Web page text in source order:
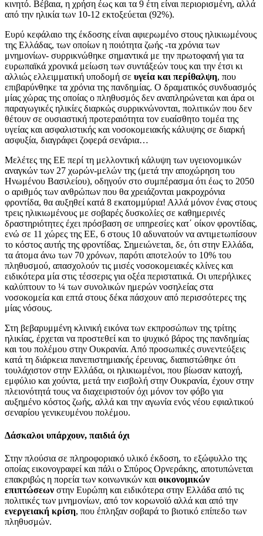
κινητό. Βέβαια, η χρήση έως και τα 9 έτη είναι περιορισμένη, αλλά
από την ηλικία των 10-12 εκτοξεύεται (92%).
Ευρύ κεφάλαιο της έκδοσης είναι αφιερωμένο στους ηλικιωμένους
της Ελλάδας, των οποίων η ποιότητα ζωής -τα χρόνια των
μνημονίων- συρρικνώθηκε σημαντικά με την πρωτοφανή για τα
ευρωπαϊκά χρονικά μείωση των συντάξεών τους και την έτσι κι
αλλιώς ελλειμματική υποδομή σε υγεία και περίθαλψη, που
επιβαρύνθηκε τα χρόνια της πανδημίας. Ο δραματικός συνδυασμός
μίας χώρας της οποίας ο πληθυσμός δεν αναπληρώνεται και άρα οι
παραγωγικές ηλικίες διαρκώς συρρικνώνονται, πολιτικών που δεν
θέτουν σε ουσιαστική προτεραιότητα τον ευαίσθητο τομέα της
υγείας και ασφαλιστικής και νοσοκομειακής κάλυψης σε διαρκή
ασφυξία, διαγράφει ζοφερά σενάρια…
Μελέτες της ΕΕ περί τη μελλοντική κάλυψη των υγειονομικών
αναγκών των 27 χωρών-μελών της (μετά την αποχώρηση του
Ηνωμένου Βασιλείου), οδηγούν στο συμπέρασμα ότι έως το 2050
ο αριθμός των ανθρώπων που θα χρειάζονται μακροχρόνια
φροντίδα, θα αυξηθεί κατά 8 εκατομμύρια! Αλλά μόνον ένας στους
τρεις ηλικιωμένους με σοβαρές δυσκολίες σε καθημερινές
δραστηριότητες έχει πρόσβαση σε υπηρεσίες κατ΄ οίκον φροντίδας,
ενώ σε 11 χώρες της ΕΕ, 6 στους 10 αδυνατούν να αντιμετωπίσουν
το κόστος αυτής της φροντίδας. Σημειώνεται, δε, ότι στην Ελλάδα,
τα άτομα άνω των 70 χρόνων, παρότι αποτελούν το 10% του
πληθυσμού, απασχολούν τις μισές νοσοκομειακές κλίνες και
ειδικότερα μία στις τέσσερις για οξέα περιστατικά. Οι υπερήλικες
καλύπτουν το ¼ των συνολικών ημερών νοσηλείας στα
νοσοκομεία και επτά στους δέκα πάσχουν από περισσότερες της
μίας νόσους.
Στη βεβαρυμμένη κλινική εικόνα των εκπροσώπων της τρίτης
ηλικίας, έρχεται να προστεθεί και το ψυχικό βάρος της πανδημίας
και του πολέμου στην Ουκρανία. Από προσωπικές συνεντεύξεις
κατά τη διάρκεια πανεπιστημιακής έρευνας, διαπιστώθηκε ότι
τουλάχιστον στην Ελλάδα, οι ηλικιωμένοι, που βίωσαν κατοχή,
εμφύλιο και χούντα, μετά την εισβολή στην Ουκρανία, έχουν στην
πλειονότητά τους να διαχειριστούν όχι μόνον τον φόβο για
αυξημένο κόστος ζωής, αλλά και την αγωνία ενός νέου εφιαλτικού
σεναρίου γενικευμένου πολέμου.
Δάσκαλοι υπάρχουν, παιδιά όχι
Στην πλούσια σε πληροφοριακό υλικό έκδοση, το εξώφυλλο της
οποίας εικονογραφεί και πάλι ο Σπύρος Ορνεράκης, αποτυπώνεται
επακριβώς η πορεία των κοινωνικών καιοικονομικών
επιπτώσεων στην Ευρώπη και ειδικότερα στην Ελλάδα από τις
πολιτικές των μνημονίων, από τον κορωνοϊό αλλά και από την
ενεργειακή κρίση, που έπληξαν σοβαρά το βιοτικό επίπεδο των
πληθυσμών.